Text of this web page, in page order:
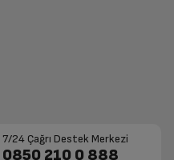
7/24 Çağrı Destek Merkezi
0850 210 0 888